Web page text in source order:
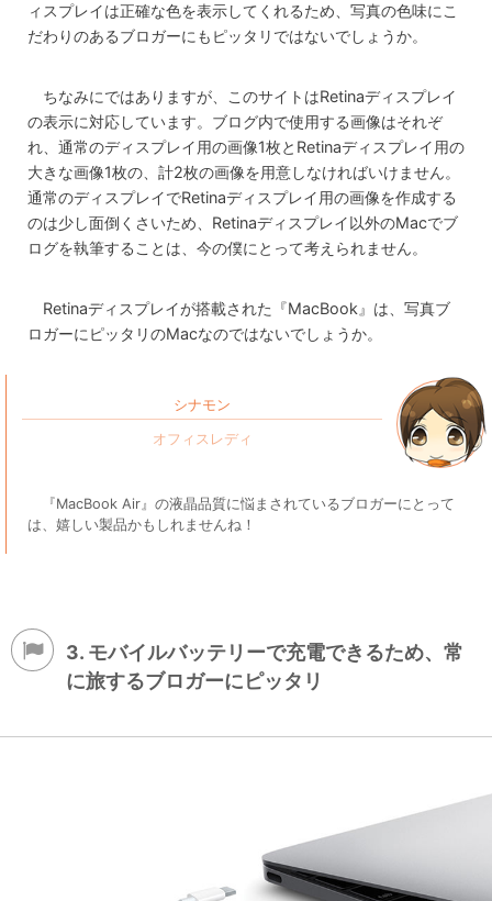
ィスプレイは正確な色を表示してくれるため、写真の色味にこ
だわりのあるブロガーにもピッタリではないでしょうか。
ちなみにではありますが、このサイトはRetinaディスプレイ
の表示に対応しています。ブログ内で使用する画像はそれぞ
れ、通常のディスプレイ用の画像1枚とRetinaディスプレイ用の
大きな画像1枚の、計2枚の画像を用意しなければいけません。
通常のディスプレイでRetinaディスプレイ用の画像を作成する
のは少し面倒くさいため、Retinaディスプレイ以外のMacでブ
ログを執筆することは、今の僕にとって考えられません。
Retinaディスプレイが搭載された『MacBook』は、写真ブ
ロガーにピッタリのMacなのではないでしょうか。
シナモン
『MacBook Air』の液晶品質に悩まされているブロガーにとって
は、嬉しい製品かもしれませんね！
3. モバイルバッテリーで充電できるため、常
に旅するブロガーにピッタリ